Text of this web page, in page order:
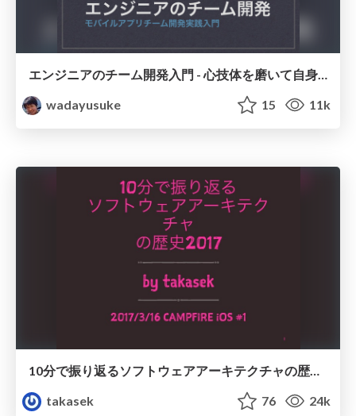
エンジニアのチーム開発入門 - 心技体を磨いて自身とチームをより良くしよう / Being geek in the team
wadayusuke
15 11k
takasek
76 24k